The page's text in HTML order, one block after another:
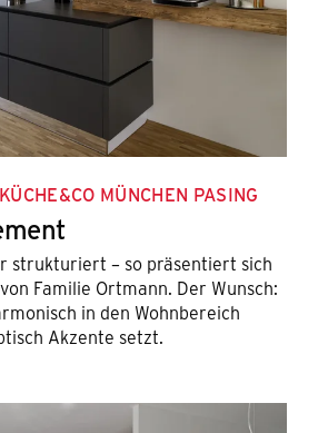
MÜNCHEN PASING
strukturiert – so präsentiert sich
Familie Ortmann. Der Wunsch:
in den Wohnbereich
Akzente setzt.